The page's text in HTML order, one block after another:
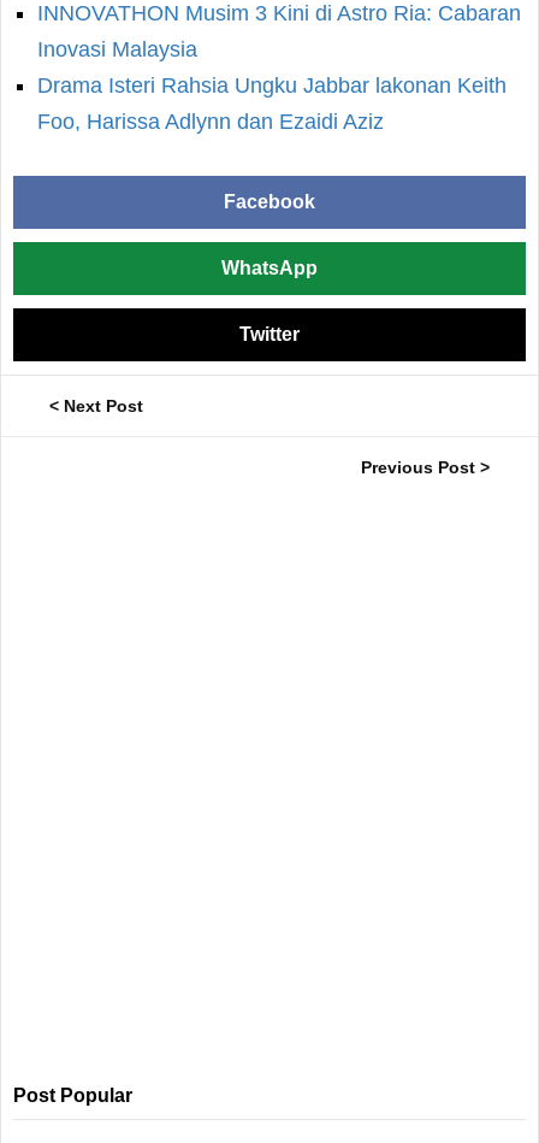
INNOVATHON Musim 3 Kini di Astro Ria: Cabaran
Inovasi Malaysia
Drama Isteri Rahsia Ungku Jabbar lakonan Keith
Foo, Harissa Adlynn dan Ezaidi Aziz
Facebook
WhatsApp
Twitter
< Next Post
Previous Post >
Post Popular